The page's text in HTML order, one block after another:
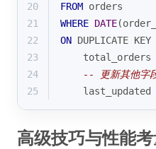
20
FROM orders
21
WHERE DATE
22
ON DUPLICATE KEY
23
    total_orders
24
-- 更新其他字
25
    last_updated
高级技巧与性能